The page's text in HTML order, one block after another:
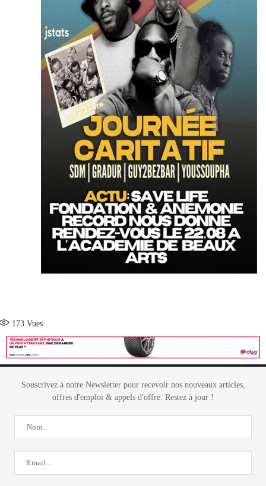
173 Vues
Souscrivez à notre Newsletter pour recevoir nos nouveaux articles,
offres d'emploi & appels d'offre. Restez à jour !